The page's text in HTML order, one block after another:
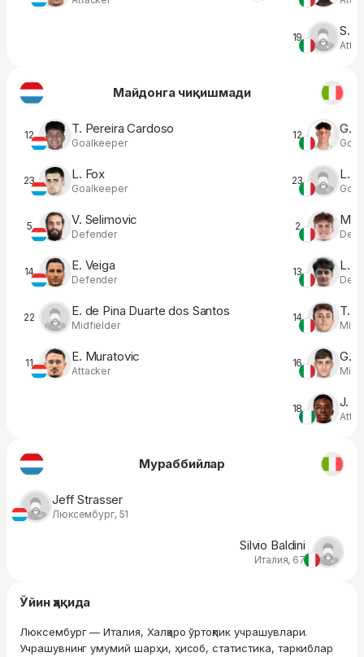
19 S.
Майдонга чиқишмади
12 T. Pereira Cardoso
Goalkeeper
23 L. Fox
Goalkeeper
5 V. Selimovic
Defender
14 E. Veiga
Defender
22 E. de Pina Duarte dos Santos
Midfielder
11 E. Muratovic
Attacker
12 G.
23 L.
2 M.
13 L.
14 T.
16 G.
18 J.
Мураббийлар
Jeff Strasser
Люксембург, 51
Silvio Baldini
Италия, 67
Ўйин ҳақида
Люксембург — Италия, Халқаро ўртоқлик учрашувлари.
Учрашувнинг умумий шарҳи, ҳисоб, статистика, таркиблар